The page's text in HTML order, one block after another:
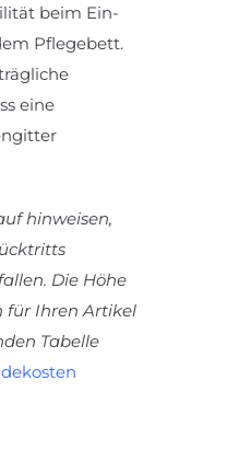
beim Ein-
Pflegebett.
eine
hinweisen,
Die Höhe
für Ihren Artikel
Tabelle